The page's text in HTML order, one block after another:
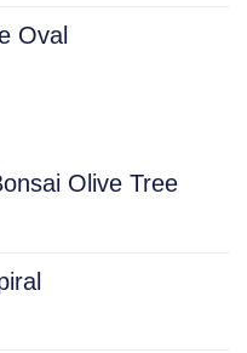
Oval
Olive Tree